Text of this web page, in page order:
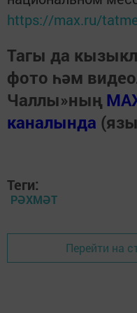
https://max.ru/
Тагы да
фото һәм
Чаллы»ның
каналында
Теги:
РӘХМӘТ
Перейти на